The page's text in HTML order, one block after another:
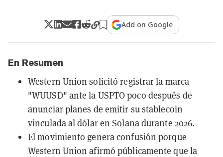
Add on Google
En Resumen
Western Union solicitó registrar la marca
"WUUSD" ante la USPTO poco después de
anunciar planes de emitir su stablecoin
vinculada al dólar en Solana durante 2026.
El movimiento genera confusión porque
Western Union afirmó públicamente que la